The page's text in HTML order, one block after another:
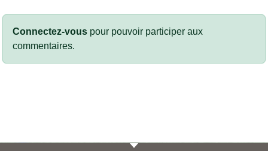
Connectez-vous pour pouvoir participer aux
commentaires.